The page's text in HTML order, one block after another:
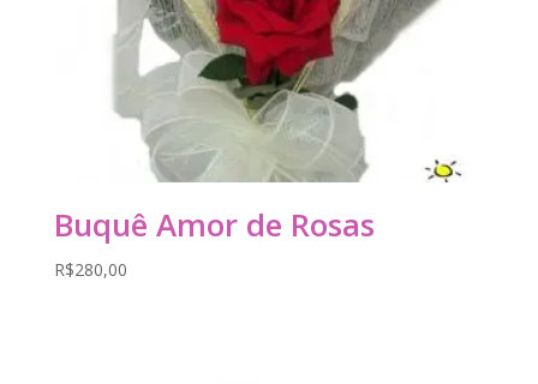
Buquê Amor de Rosas
R$280,00